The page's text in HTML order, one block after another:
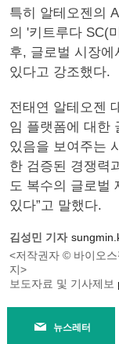
특히 알테오젠의
의 '키트루다 SC(
후, 글로벌 시장에
있다고 강조했다.
전태연 알테오젠
임 플랫폼에 대한
있음을 보여주는
한 검증된 경쟁력
도 복수의 글로벌
있다”고 말했다.
김성민 기자
<저작권자 © 바이오
지>
보도자료 및 기사제보
뉴스레터